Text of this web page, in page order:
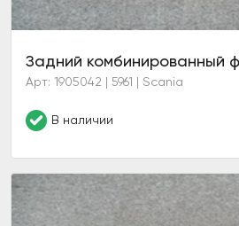
Арт: 1905042 | 5961 | Scania
В наличии